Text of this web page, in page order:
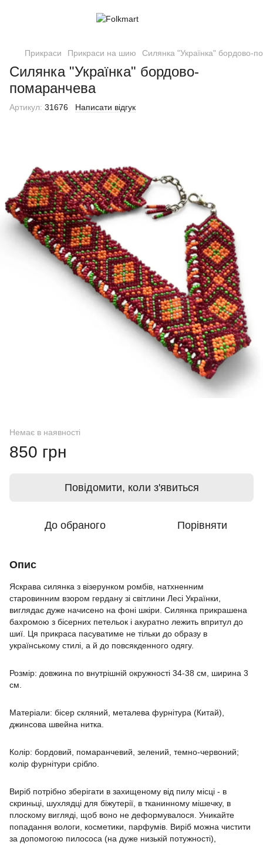
Прикраси Прикраси на шию Силянка "Українка" бордово-
Силянка "Українка" бордово-
помаранчева
Артикул: 31676 Написати відгук
Немає в наявності
850 грн
Повідомити, коли з'явиться
До обраного Порівняти
Опис
Яскрава силянка з візерунком ромбів, натхненним
старовинним взором гердану зі світлини Лесі Українки,
виглядає дуже начисено на фоні шкіри. Силянка прикрашена
бахромою з бісерних петельок і акуратно лежить впритул до
шиї. Ця прикраса пасуватиме не тільки до образу в
українському стилі, а й до повсякденного одягу.
Розмір: довжина по внутрішній окружності 34-38 см, ширина 3
см.
Матеріали: бісер скляний, металева фурнітура (Китай),
джинсова швейна нитка.
Колір: бордовий, помаранчевий, зелений, темно-червоний;
колір фурнітури срібло.
Виріб потрібно зберігати в захищеному від пилу місці - в
скриньці, шухлядці для біжутерії, в тканинному мішечку, в
плоскому вигляді, щоб воно не деформувалося. Уникайте
попадання вологи, косметики, парфумів. Виріб можна чистити
за допомогою пилососа (на дуже низькій потужності),